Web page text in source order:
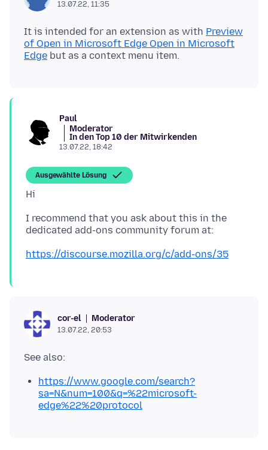
13.07.22, 11:35
It is intended for an extension as with Preview
of Open in Microsoft Edge Open in Microsoft
Edge
Paul
Moderator
In den Top 10 der Mitwirkenden
13.07.22, 18:42
Ausgewählte Lösung
I recommend that you ask about this in the
https://discourse.mozilla.org/c/add-ons/35
cor-el Moderator
13.07.22, 20:53
https://www.google.com/search?
sa=N&num=100&q=%22microsoft-
edge%22%20protocol